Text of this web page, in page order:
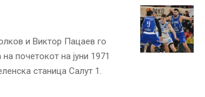
и Виктор Пацаев го
почетокот на јуни 1971
станица Салут 1.